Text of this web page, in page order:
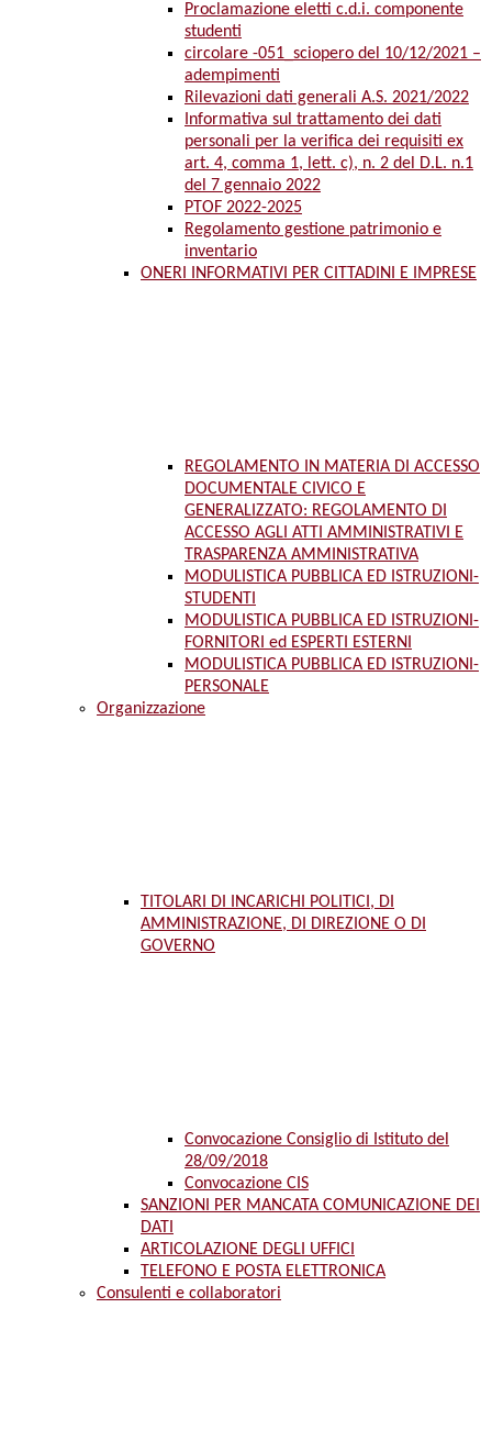
Proclamazione eletti c.d.i. componente
studenti
circolare -051_sciopero del 10/12/2021 –
adempimenti
Rilevazioni dati generali A.S. 2021/2022
Informativa sul trattamento dei dati
personali per la verifica dei requisiti ex
art. 4, comma 1, lett. c), n. 2 del D.L. n.1
del 7 gennaio 2022
PTOF 2022-2025
Regolamento gestione patrimonio e
inventario
ONERI INFORMATIVI PER CITTADINI E IMPRESE
REGOLAMENTO IN MATERIA DI ACCESSO
DOCUMENTALE CIVICO E
GENERALIZZATO: REGOLAMENTO DI
ACCESSO AGLI ATTI AMMINISTRATIVI E
TRASPARENZA AMMINISTRATIVA
MODULISTICA PUBBLICA ED ISTRUZIONI-
STUDENTI
MODULISTICA PUBBLICA ED ISTRUZIONI-
FORNITORI ed ESPERTI ESTERNI
MODULISTICA PUBBLICA ED ISTRUZIONI-
PERSONALE
Organizzazione
TITOLARI DI INCARICHI POLITICI, DI
AMMINISTRAZIONE, DI DIREZIONE O DI
GOVERNO
Convocazione Consiglio di Istituto del
28/09/2018
Convocazione CIS
SANZIONI PER MANCATA COMUNICAZIONE DEI
DATI
ARTICOLAZIONE DEGLI UFFICI
TELEFONO E POSTA ELETTRONICA
Consulenti e collaboratori